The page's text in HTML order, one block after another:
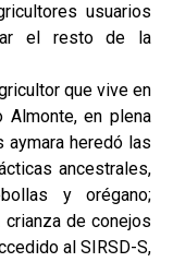
usuarios
el resto de la
que vive en
en plena
aymara heredó las
ancestrales,
y orégano;
de conejos
al SIRSD-S,